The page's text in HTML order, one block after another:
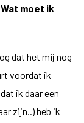
moet ik
dat het mij nog
voordat ik
ik daar een
zijn..) heb ik